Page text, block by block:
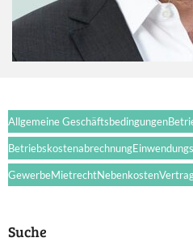
Allgemeine Geschäftsbedingungen
Betriebskostenabrechnung
GewerbeMietrechtNebenkosten
Suche